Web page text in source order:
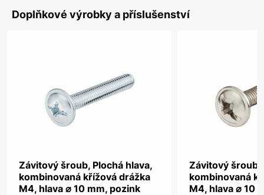
Doplňkové výrobky a příslušenství
Závitový šroub, Plochá hlava,
kombinovaná křížová drážka
M4, hlava ⌀ 10 mm, pozink
Závitový šroub,
kombinovaná
M4, hlava ⌀ 10